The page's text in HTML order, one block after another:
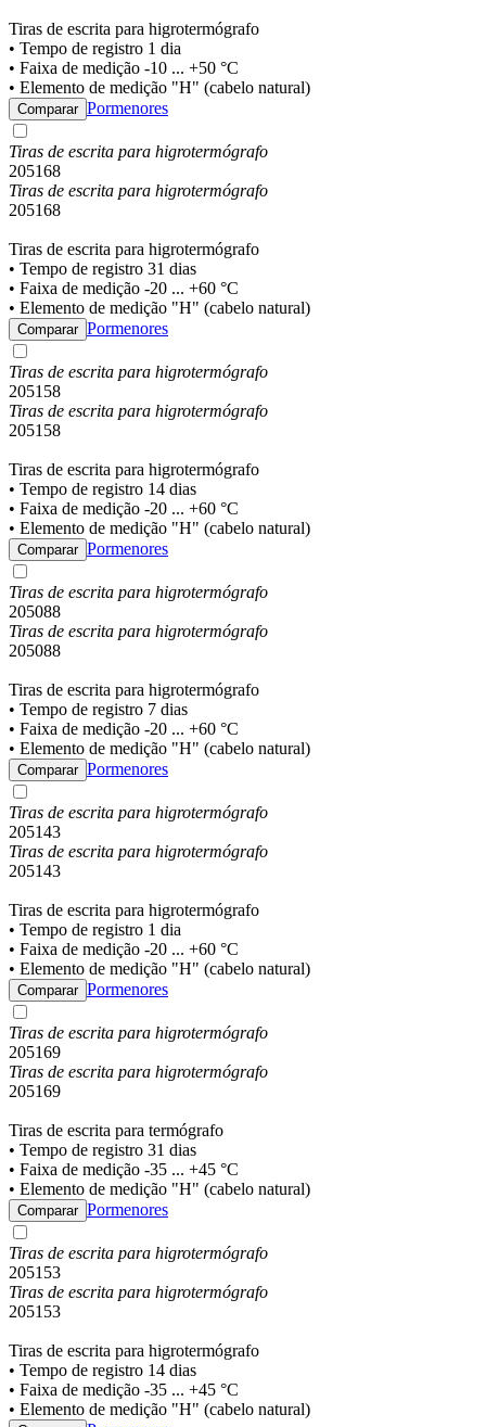
Tiras de escrita para higrotermógrafo
• Tempo de registro 1 dia
• Faixa de medição -10 ... +50 °C
• Elemento de medição "H" (cabelo natural)
Comparar Pormenores
Tiras de escrita para higrotermógrafo
205168
Tiras de escrita para higrotermógrafo
205168
Tiras de escrita para higrotermógrafo
• Tempo de registro 31 dias
• Faixa de medição -20 ... +60 °C
• Elemento de medição "H" (cabelo natural)
Comparar Pormenores
Tiras de escrita para higrotermógrafo
205158
Tiras de escrita para higrotermógrafo
205158
Tiras de escrita para higrotermógrafo
• Tempo de registro 14 dias
• Faixa de medição -20 ... +60 °C
• Elemento de medição "H" (cabelo natural)
Comparar Pormenores
Tiras de escrita para higrotermógrafo
205088
Tiras de escrita para higrotermógrafo
205088
Tiras de escrita para higrotermógrafo
• Tempo de registro 7 dias
• Faixa de medição -20 ... +60 °C
• Elemento de medição "H" (cabelo natural)
Comparar Pormenores
Tiras de escrita para higrotermógrafo
205143
Tiras de escrita para higrotermógrafo
205143
Tiras de escrita para higrotermógrafo
• Tempo de registro 1 dia
• Faixa de medição -20 ... +60 °C
• Elemento de medição "H" (cabelo natural)
Comparar Pormenores
Tiras de escrita para higrotermógrafo
205169
Tiras de escrita para higrotermógrafo
205169
Tiras de escrita para termógrafo
• Tempo de registro 31 dias
• Faixa de medição -35 ... +45 °C
• Elemento de medição "H" (cabelo natural)
Comparar Pormenores
Tiras de escrita para higrotermógrafo
205153
Tiras de escrita para higrotermógrafo
205153
Tiras de escrita para higrotermógrafo
• Tempo de registro 14 dias
• Faixa de medição -35 ... +45 °C
• Elemento de medição "H" (cabelo natural)